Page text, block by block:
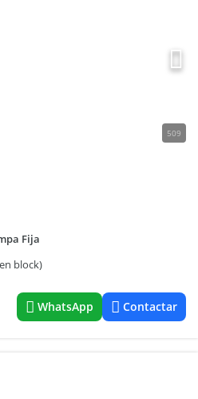
509
Fija
block)
WhatsApp Contactar